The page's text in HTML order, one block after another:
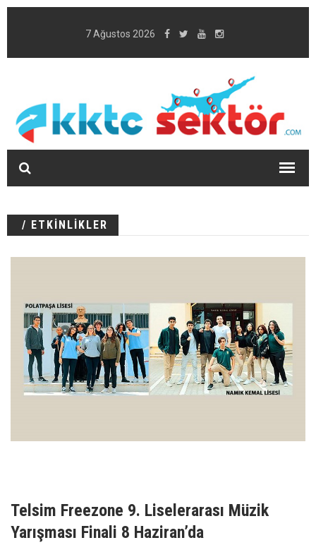
7 Ağustos 2026
/ ETKİNLİKLER
Telsim Freezone 9. Liselerarası Müzik
Yarışması Finali 8 Haziran’da